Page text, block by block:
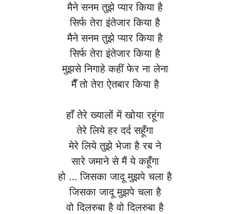
मैने सनम तुझे प्यार किया है
सिर्फ तेरा इंतेजार किया है
मैने सनम तुझे प्यार किया है
सिर्फ तेरा इंतेजार किया है
मुझसे निगाहे कहीं फेर ना लेना
मैँ तो तेरा ऐतबार किया है
हाँ तेरे ख्यालों में खोया रहूंगा
तेरे लिये हर दर्द सहूँगा
मेरे लिये तुझे भेजा है रब ने
सारे जमाने से मैं ये कहूँगा
हो … जिसका जादू मुझपे चला है
जिसका जादू मुझपे चला है
वो दिलरुबा है वो दिलरुबा है